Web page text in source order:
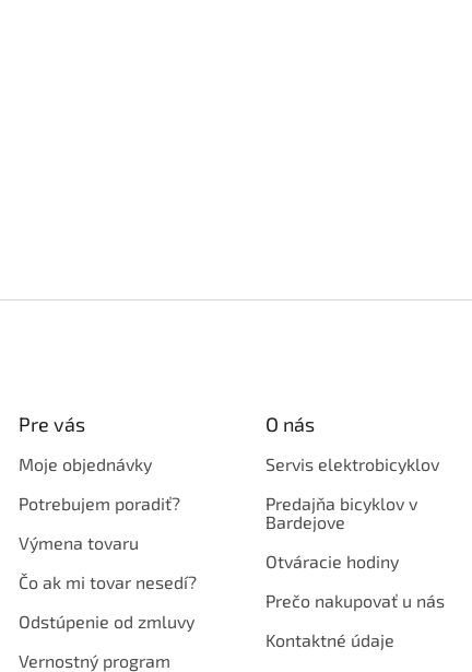
Pre vás
Moje objednávky
Potrebujem poradiť?
Výmena tovaru
Čo ak mi tovar nesedí?
Odstúpenie od zmluvy
Vernostný program
O nás
Servis elektrobicyklov
Predajňa bicyklov v
Bardejove
Otváracie hodiny
Prečo nakupovať u nás
Kontaktné údaje